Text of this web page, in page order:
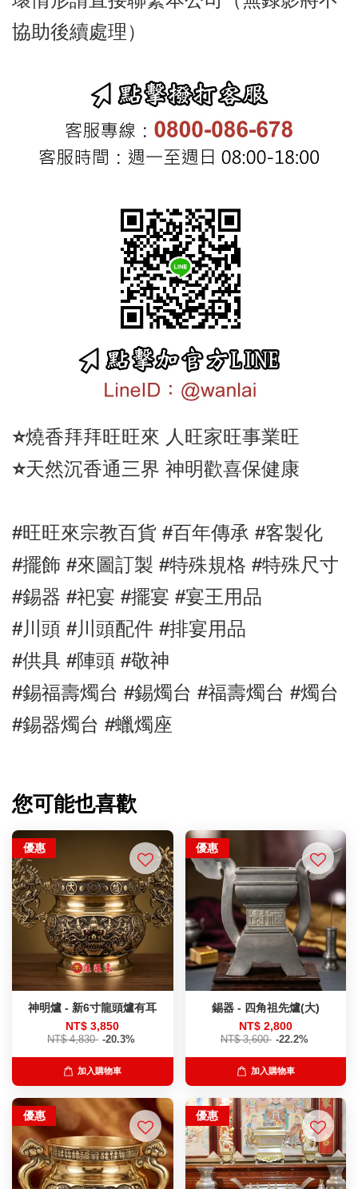
協助後續處理）
⭐️燒香拜拜旺旺來 人旺家旺事業旺
⭐️天然沉香通三界 神明歡喜保健康
#旺旺來宗教百貨 #百年傳承 #客製化
#擺飾 #來圖訂製 #特殊規格 #特殊尺寸
#錫器 #祀宴 #擺宴 #宴王用品
#川頭 #川頭配件 #排宴用品
#供具 #陣頭 #敬神
#錫福壽燭台 #錫燭台 #福壽燭台 #燭台
#錫器燭台 #蠟燭座
您可能也喜歡
優惠
神明爐 - 新6寸龍頭爐有耳
NT$ 3,850
NT$ 4,830 -20.3%
加入購物車
優惠
錫器 - 四角祖先爐(大)
NT$ 2,800
NT$ 3,600 -22.2%
加入購物車
優惠 優惠